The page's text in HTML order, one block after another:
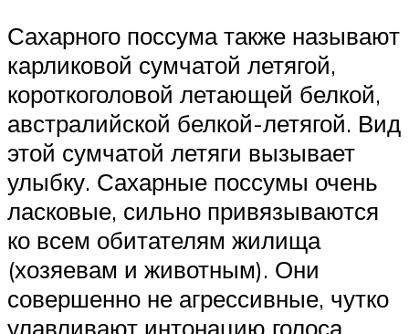
Сахарного поссума также называют
карликовой сумчатой летягой,
короткоголовой летающей белкой,
австралийской белкой-летягой. Вид
этой сумчатой летяги вызывает
улыбку. Сахарные поссумы очень
ласковые, сильно привязываются
ко всем обитателям жилища
(хозяевам и животным). Они
совершенно не агрессивные, чутко
улавливают интонацию голоса,